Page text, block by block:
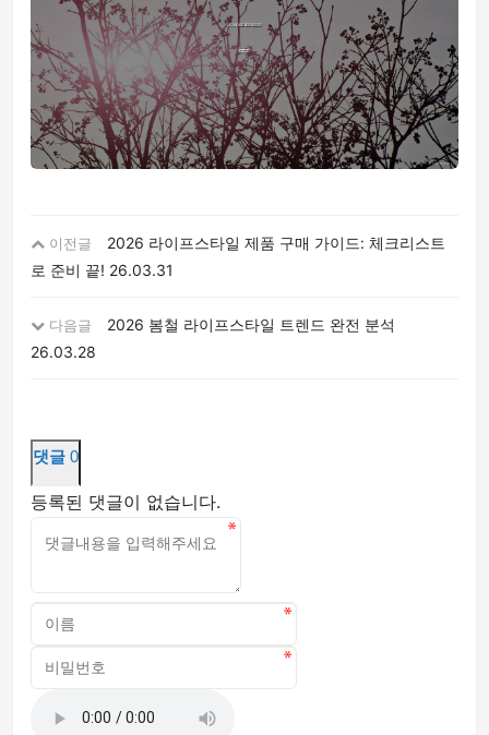
이전글
2026 라이프스타일 제품 구매 가이드: 체크리스트
로 준비 끝! 26.03.31
다음글
2026 봄철 라이프스타일 트렌드 완전 분석
26.03.28
댓글 0
등록된 댓글이 없습니다.